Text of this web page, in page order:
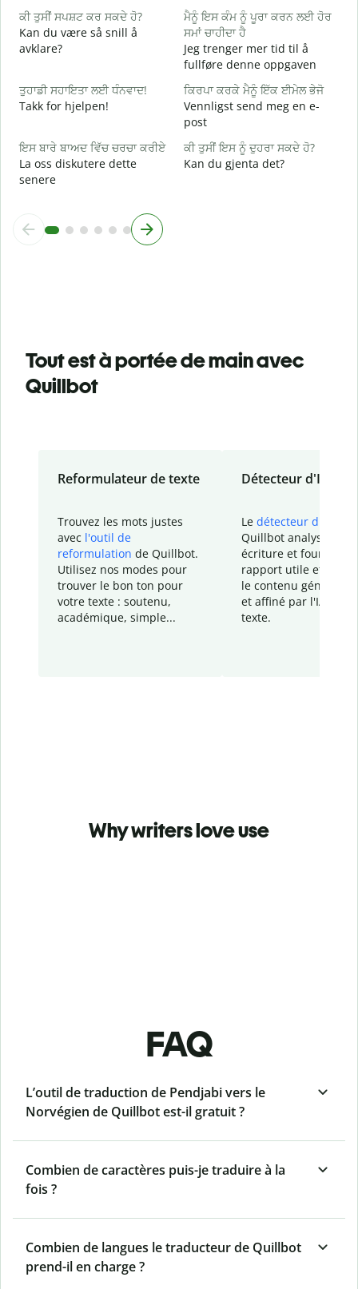
ਕੀ ਤੁਸੀਂ ਸਪਸ਼ਟ ਕਰ ਸਕਦੇ ਹੋ?
Kan du være så snill å
avklare?
ਮੈਨੂੰ ਇਸ ਕੰਮ ਨੂੰ ਪੂਰਾ ਕਰਨ ਲਈ ਹੋਰ
ਸਮਾਂ ਚਾਹੀਦਾ ਹੈ
Jeg trenger mer tid til å
fullføre denne oppgaven
ਤੁਹਾਡੀ ਸਹਾਇਤਾ ਲਈ ਧੰਨਵਾਦ!
Takk for hjelpen!
ਕਿਰਪਾ ਕਰਕੇ ਮੈਨੂੰ ਇੱਕ ਈਮੇਲ ਭੇਜੋ
Vennligst send meg en e-
post
ਇਸ ਬਾਰੇ ਬਾਅਦ ਵਿੱਚ ਚਰਚਾ ਕਰੀਏ
La oss diskutere dette
senere
ਕੀ ਤੁਸੀਂ ਇਸ ਨੂੰ ਦੁਹਰਾ ਸਕਦੇ ਹੋ?
Kan du gjenta det?
Tout est à portée de main avec
Quillbot
Reformulateur de texte
Trouvez les mots justes
avec l'outil de
reformulation de Quillbot.
Utilisez nos modes pour
trouver le bon ton pour
votre texte : soutenu,
académique, simple...
Détecteur d'IA
Le détecteur d'IA
Quillbot analyse votre
écriture et fournit un
rapport utile et
le contenu généré
et affiné par l'IA
texte.
Why writers love use
FAQ
L’outil de traduction de Pendjabi vers le
Norvégien de Quillbot est-il gratuit ?
Combien de caractères puis-je traduire à la
fois ?
Combien de langues le traducteur de Quillbot
prend-il en charge ?